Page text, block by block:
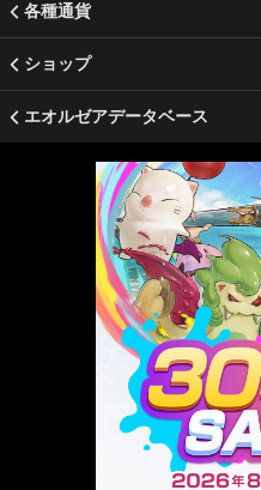
各種通貨
ショップ
エオルゼアデータベース